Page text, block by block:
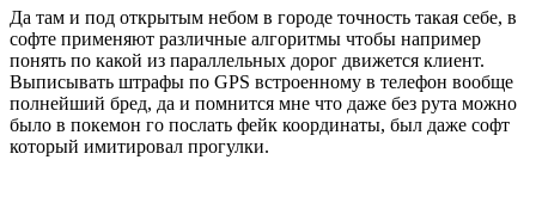
Да там и под открытым небом в городе точность такая себе, в
софте применяют различные алгоритмы чтобы например
понять по какой из параллельных дорог движется клиент.
Выписывать штрафы по GPS встроенному в телефон вообще
полнейший бред, да и помнится мне что даже без рута можно
было в покемон го послать фейк координаты, был даже софт
который имитировал прогулки.